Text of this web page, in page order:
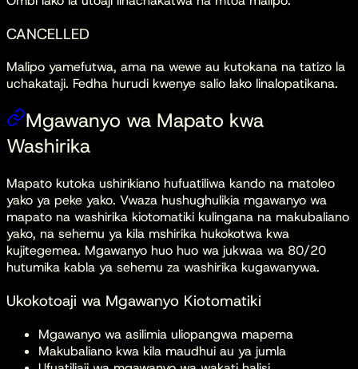
CANCELLED
Malipo yamefutwa, ama na wewe au kutokana na tatizo la
uchakataji. Fedha hurudi kwenye salio lako linalopatikana.
Mgawanyo wa Mapato kwa
Washirika
Mapato kutoka ushirikiano hufuatiliwa kando na matoleo
yako ya peke yako. Vwaza hushughulikia mgawanyo wa
mapato na washirika kiotomatiki kulingana na makubaliano
yako, na sehemu ya kila mshirika hukokotwa kwa
kujitegemea. Mgawanyo huo huo wa jukwaa wa 80/20
hutumika kabla ya sehemu za washirika kugawanywa.
Ukokotoaji wa Mgawanyo Kiotomatiki
Mgawanyo wa asilimia uliopangwa mapema
Makubaliano kwa kila maudhui au ya jumla